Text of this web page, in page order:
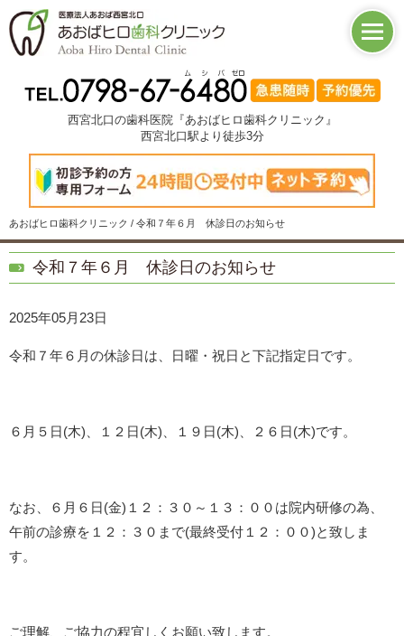
西宮北口の歯科医院『あおばヒロ歯科クリニック』
西宮北口駅より徒歩3分
あおばヒロ歯科クリニック / 令和７年６月 休診日のお知らせ
令和７年６月 休診日のお知らせ
2025年05月23日
令和７年６月の休診日は、日曜・祝日と下記指定日です。
６月５日(木)、１２日(木)、１９日(木)、２６日(木)です。
なお、６月６日(金)１２：３０～１３：００は院内研修の為、
午前の診療を１２：３０まで(最終受付１２：００)と致しま
す。
ご理解、ご協力の程宜しくお願い致します。